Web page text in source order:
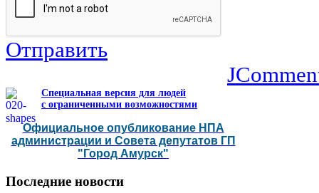
Отправить
Специальная версия для людей
с ограниченными возможностями
Официальное опубликование НПА
администрации и Совета депутатов ГП
"Город Амурск"
Последние новости